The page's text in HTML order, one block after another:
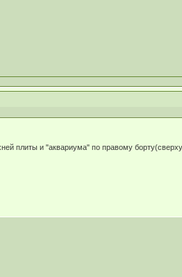
плиты и "аквариума" по правому